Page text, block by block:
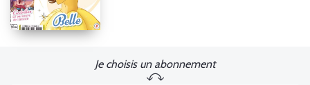
Je choisis un abonnement